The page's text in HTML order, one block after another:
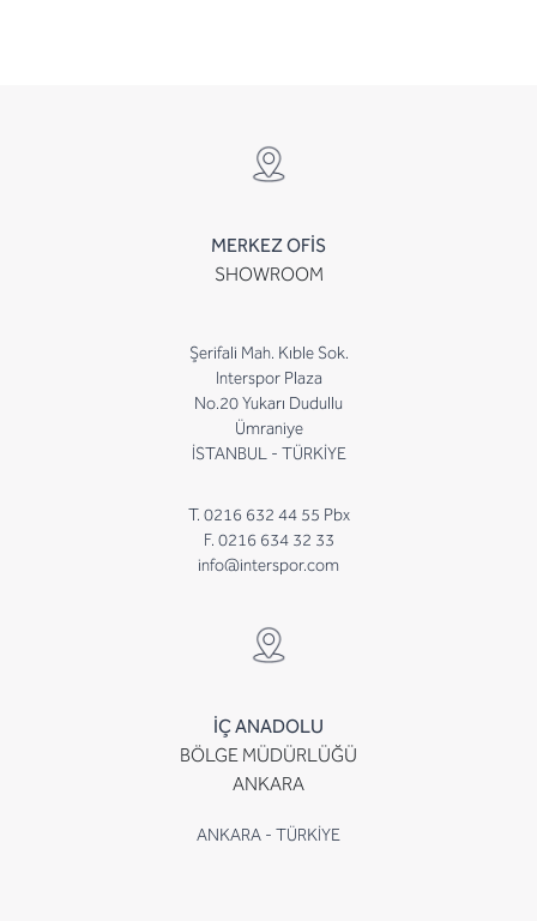
MERKEZ OFİS
SHOWROOM
Şerifali Mah. Kıble Sok.
Interspor Plaza
No.20 Yukarı Dudullu
Ümraniye
İSTANBUL - TÜRKİYE
T. 0216 632 44 55 Pbx
F. 0216 634 32 33
info@interspor.com
İÇ ANADOLU
BÖLGE MÜDÜRLÜĞÜ
ANKARA
ANKARA - TÜRKİYE